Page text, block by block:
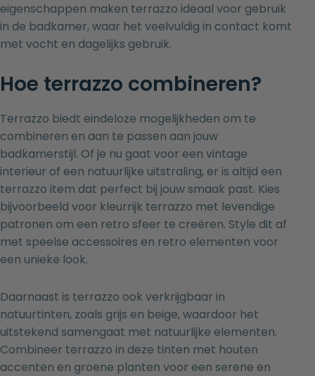
eigenschappen maken terrazzo ideaal voor gebruik
in de badkamer, waar het veelvuldig in contact komt
met vocht en dagelijks gebruik.
Hoe terrazzo combineren?
Terrazzo biedt eindeloze mogelijkheden om te
combineren en aan te passen aan jouw
badkamerstijl. Of je nu gaat voor een vintage
interieur of een natuurlijke uitstraling, er is altijd een
terrazzo item dat perfect bij jouw smaak past. Kies
bijvoorbeeld voor kleurrijk terrazzo met levendige
patronen om een retro sfeer te creëren. Style dit af
met speelse accessoires en retro elementen voor
een unieke look.
Daarnaast is terrazzo ook verkrijgbaar in
natuurtinten, zoals grijs en beige, waardoor het
uitstekend samengaat met natuurlijke elementen.
Combineer terrazzo in deze tinten met houten
accenten en groene planten voor een serene en